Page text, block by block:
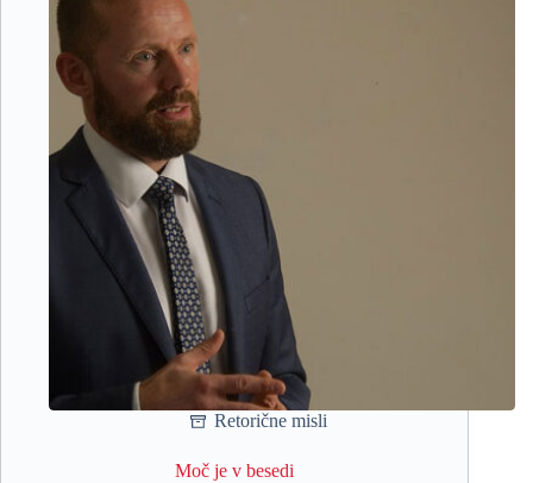
Retorične misli
Moč je v besedi